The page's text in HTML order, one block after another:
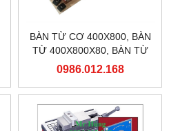
BÀN TỪ CƠ 400X800, BÀN
TỪ 400X800X80, BÀN TỪ
MÁY PHAY
0986.012.168